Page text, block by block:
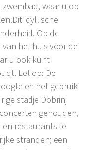
waar u op
idyllische
Op de
het huis voor de
u ook kunt
Let op: De
en het gebruik
stadje Dobrinj
gehouden,
en restaurants te
stranden; een